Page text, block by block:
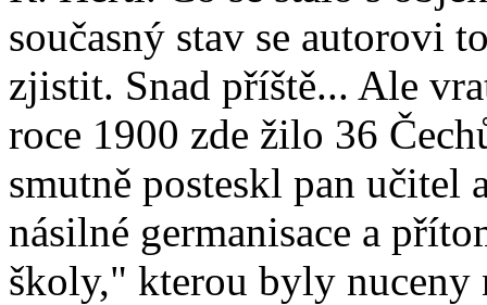
současný stav se autorovi
zjistit. Snad příště... Ale
roce 1900 zde žilo 36
smutně posteskl pan učitel
násilné germanisace a
školy," kterou byly nuceny